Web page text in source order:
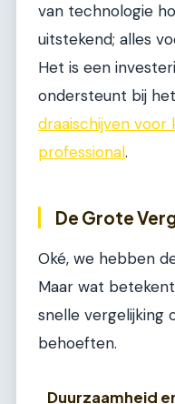
van technologie
uitstekend; alles
Het is een
ondersteunt bij
draaischijven voor
professional.
De Grote
Oké, we hebben
Maar wat
snelle vergelijking
behoeften.
Duurzaamheid